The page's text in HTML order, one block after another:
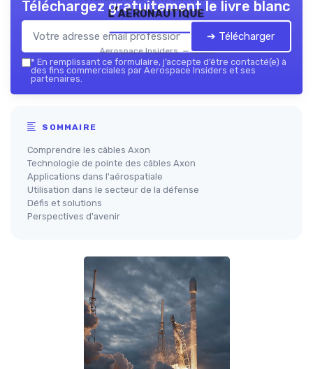
l’aéronautique
Aerospace Insiders — 2026
Téléchargez gratuitement le livre blanc
➔ Télécharger
* En remplissant ce formulaire, j’accepte d’être contacté(e) à
des fins commerciales par Aerospace Insiders et ses
partenaires.
SOMMAIRE
Comprendre les câbles Axon
Technologie de pointe des câbles Axon
Applications dans l'aérospatiale
Utilisation dans le secteur de la défense
Défis et solutions
Perspectives d'avenir